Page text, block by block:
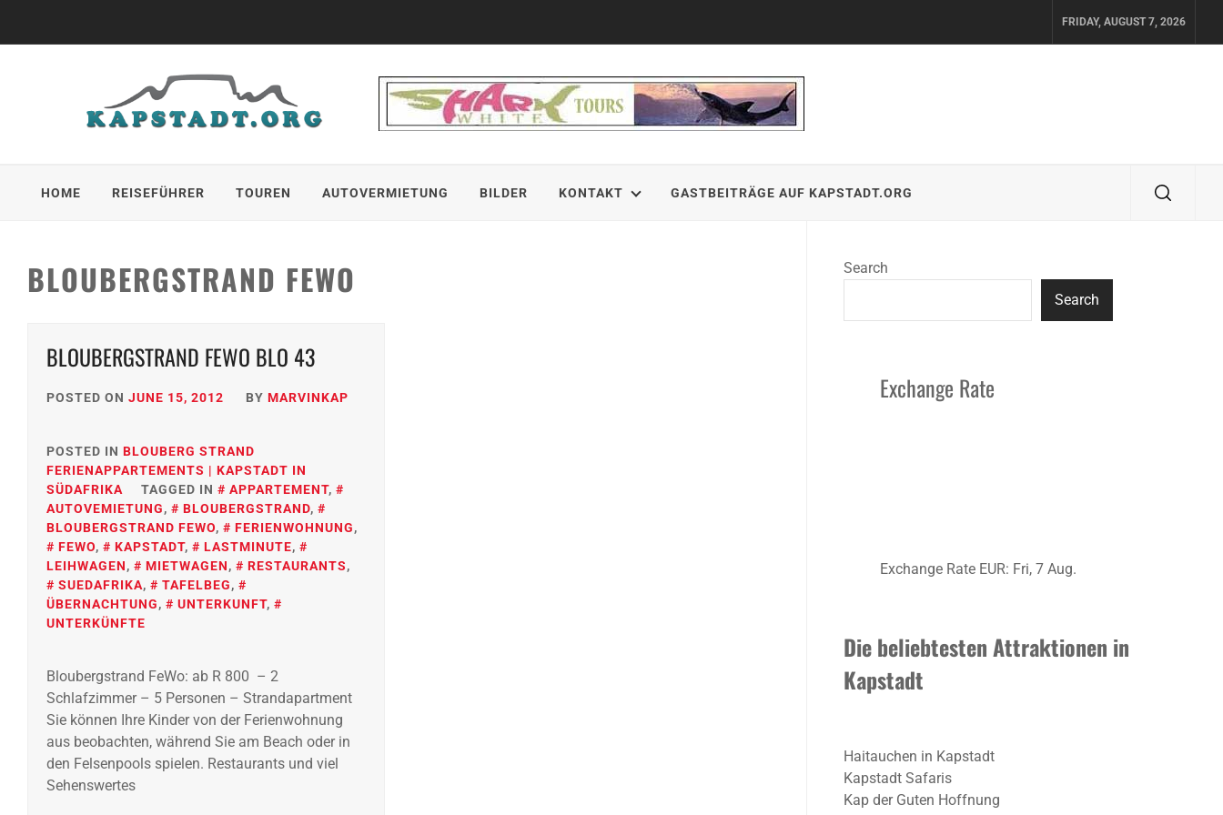
FRIDAY, AUGUST 7, 2026
HOME REISEFÜHRER TOUREN AUTOVERMIETUNG BILDER KONTAKT GASTBEITRÄGE AUF KAPSTADT.ORG
BLOUBERGSTRAND FEWO
BLOUBERGSTRAND FEWO BLO 43
POSTED ON JUNE 15, 2012 BY MARVINKAP
POSTED IN BLOUBERG STRAND
FERIENAPPARTEMENTS | KAPSTADT IN
SÜDAFRIKA
TAGGED IN APPARTEMENT,
AUTOVEMIETUNG, BLOUBERGSTRAND,
BLOUBERGSTRAND FEWO, FERIENWOHNUNG,
FEWO, KAPSTADT, LASTMINUTE,
LEIHWAGEN, MIETWAGEN, RESTAURANTS,
SUEDAFRIKA, TAFELBEG,
ÜBERNACHTUNG, UNTERKUNFT,
UNTERKÜNFTE
Bloubergstrand FeWo: ab R 800 – 2
Schlafzimmer – 5 Personen – Strandapartment
Sie können Ihre Kinder von der Ferienwohnung
aus beobachten, während Sie am Beach oder in
den Felsenpools spielen. Restaurants und viel
Sehenswertes
Search
Search
Exchange Rate
Exchange Rate EUR: Fri, 7 Aug.
Die beliebtesten Attraktionen in
Kapstadt
Haitauchen in Kapstadt
Kapstadt Safaris
Kap der Guten Hoffnung